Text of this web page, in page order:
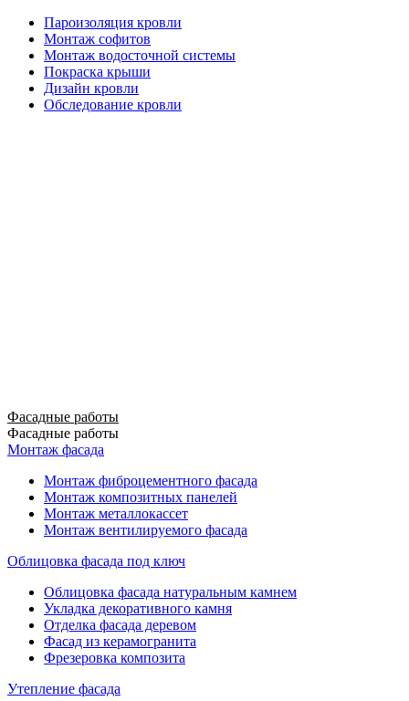
Пароизоляция кровли
Монтаж софитов
Монтаж водосточной системы
Покраска крыши
Дизайн кровли
Обследование кровли
Фасадные работы
Фасадные работы
Монтаж фасада
Монтаж фиброцементного фасада
Монтаж композитных панелей
Монтаж металлокассет
Монтаж вентилируемого фасада
Облицовка фасада под ключ
Облицовка фасада натуральным камнем
Укладка декоративного камня
Отделка фасада деревом
Фасад из керамогранита
Фрезеровка композита
Утепление фасада